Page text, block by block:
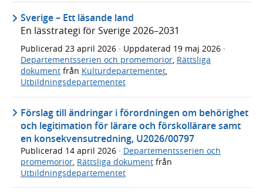
Sverige – Ett läsande land
En lässtrategi för Sverige 2026–2031
Publicerad 23 april 2026 · Uppdaterad 19 maj 2026 ·
Departementsserien och promemorior, Rättsliga
dokument från Kulturdepartementet,
Utbildningsdepartementet
Förslag till ändringar i förordningen om behörighet
och legitimation för lärare och förskollärare samt
en konsekvensutredning, U2026/00797
Publicerad 14 april 2026 · Departementsserien och
promemorior, Rättsliga dokument från
Utbildningsdepartementet